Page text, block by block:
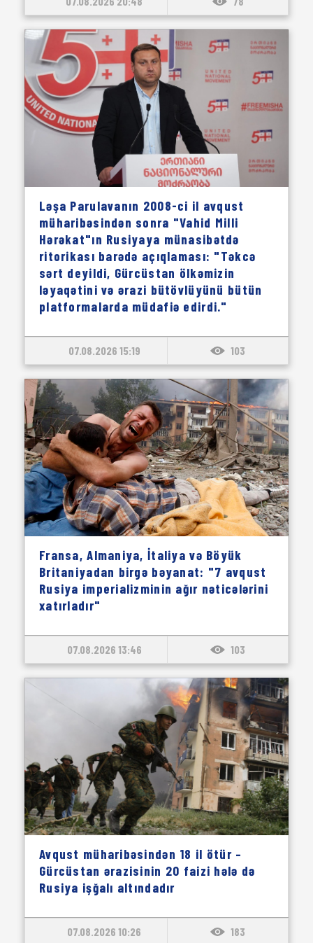
Ləşa Parulavanın 2008-ci il avqust
müharibəsindən sonra "Vahid Milli
Hərəkat"ın Rusiyaya münasibətdə
ritorikası barədə açıqlaması: "Təkcə
sərt deyildi, Gürcüstan ölkəmizin
ləyaqətini və ərazi bütövlüyünü bütün
platformalarda müdafiə edirdi."
07.08.2026 15:19 103
Fransa, Almaniya, İtaliya və Böyük
Britaniyadan birgə bəyanat: "7 avqust
Rusiya imperializminin ağır nəticələrini
xatırladır"
07.08.2026 13:46 103
Avqust müharibəsindən 18 il ötür –
Gürcüstan ərazisinin 20 faizi hələ də
Rusiya işğalı altındadır
07.08.2026 10:26 183